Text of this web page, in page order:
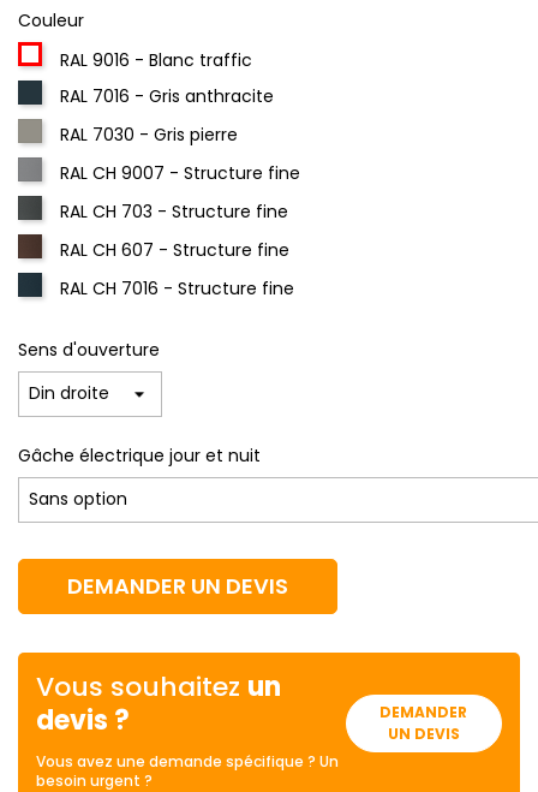
Couleur
RAL 9016 - Blanc traffic
RAL 7016 - Gris anthracite
RAL 7030 - Gris pierre
RAL CH 9007 - Structure fine
RAL CH 703 - Structure fine
RAL CH 607 - Structure fine
RAL CH 7016 - Structure fine
Sens d'ouverture
Gâche électrique jour et nuit
DEMANDER UN DEVIS
Vous souhaitez un
devis ?
Vous avez une demande spécifique ? Un
besoin urgent ?
DEMANDER
UN DEVIS